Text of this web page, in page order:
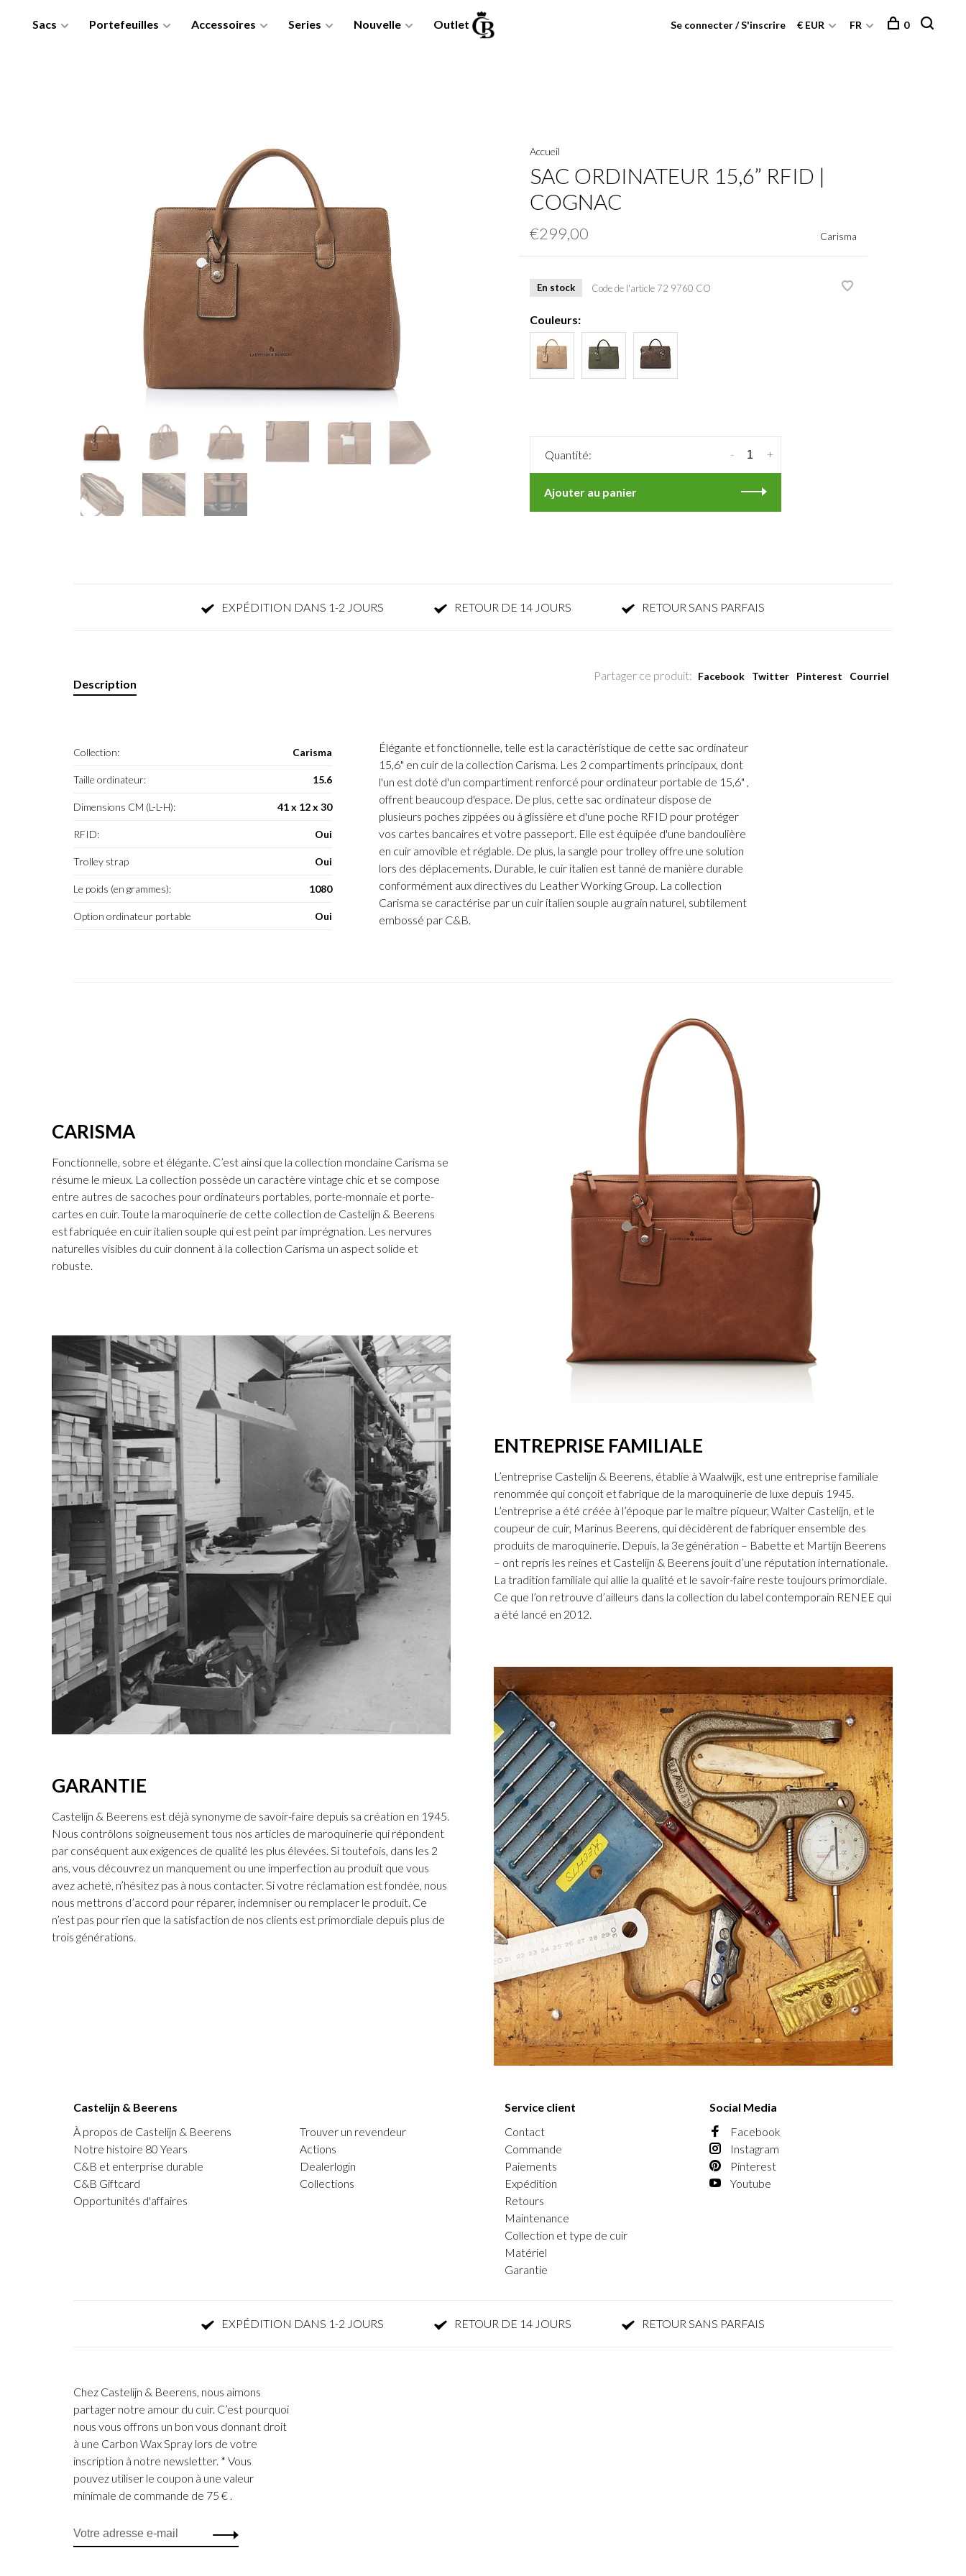
Sacs Portefeuilles Accessoires Series Nouvelle Outlet Se connecter / S'inscrire € EUR FR 0
Accueil
SAC ORDINATEUR 15,6” RFID |
COGNAC
€299,00 Carisma
En stock Code de l'article 72 9760 CO
Couleurs:
Quantité: +
-
Ajouter au panier
EXPÉDITION DANS 1-2 JOURS RETOUR DE 14 JOURS RETOUR SANS PARFAIS
Partager ce produit: Facebook Twitter Pinterest Courriel
Description
Collection: Carisma
Taille ordinateur: 15.6
Dimensions CM (L-L-H): 41 x 12 x 30
RFID: Oui
Trolley strap Oui
Le poids (en grammes): 1080
Option ordinateur portable Oui
Élégante et fonctionnelle, telle est la caractéristique de cette sac ordinateur
15,6" en cuir de la collection Carisma. Les 2 compartiments principaux, dont
l'un est doté d'un compartiment renforcé pour ordinateur portable de 15,6" ,
offrent beaucoup d'espace. De plus, cette sac ordinateur dispose de
plusieurs poches zippées ou à glissière et d'une poche RFID pour protéger
vos cartes bancaires et votre passeport. Elle est équipée d'une bandoulière
en cuir amovible et réglable. De plus, la sangle pour trolley offre une solution
lors des déplacements. Durable, le cuir italien est tanné de manière durable
conformément aux directives du Leather Working Group. La collection
Carisma se caractérise par un cuir italien souple au grain naturel, subtilement
embossé par C&B.
CARISMA
Fonctionnelle, sobre et élégante. C’est ainsi que la collection mondaine Carisma se
résume le mieux. La collection possède un caractère vintage chic et se compose
entre autres de sacoches pour ordinateurs portables, porte-monnaie et porte-
cartes en cuir. Toute la maroquinerie de cette collection de Castelijn & Beerens
est fabriquée en cuir italien souple qui est peint par imprégnation. Les nervures
naturelles visibles du cuir donnent à la collection Carisma un aspect solide et
robuste.
ENTREPRISE FAMILIALE
L’entreprise Castelijn & Beerens, établie à Waalwijk, est une entreprise familiale
renommée qui conçoit et fabrique de la maroquinerie de luxe depuis 1945.
L’entreprise a été créée à l’époque par le maître piqueur, Walter Castelijn, et le
coupeur de cuir, Marinus Beerens, qui décidèrent de fabriquer ensemble des
produits de maroquinerie. Depuis, la 3e génération – Babette et Martijn Beerens
– ont repris les reines et Castelijn & Beerens jouit d’une réputation internationale.
La tradition familiale qui allie la qualité et le savoir-faire reste toujours primordiale.
Ce que l’on retrouve d’ailleurs dans la collection du label contemporain RENEE qui
a été lancé en 2012.
GARANTIE
Castelijn & Beerens est déjà synonyme de savoir-faire depuis sa création en 1945.
Nous contrôlons soigneusement tous nos articles de maroquinerie qui répondent
par conséquent aux exigences de qualité les plus élevées. Si toutefois, dans les 2
ans, vous découvrez un manquement ou une imperfection au produit que vous
avez acheté, n’hésitez pas à nous contacter. Si votre réclamation est fondée, nous
nous mettrons d’accord pour réparer, indemniser ou remplacer le produit. Ce
n’est pas pour rien que la satisfaction de nos clients est primordiale depuis plus de
trois générations.
Castelijn & Beerens
À propos de Castelijn & Beerens
Notre histoire 80 Years
C&B et enterprise durable
C&B Giftcard
Opportunités d'affaires
Trouver un revendeur
Actions
Dealerlogin
Collections
Service client
Contact
Commande
Paiements
Expédition
Retours
Maintenance
Collection et type de cuir
Matériel
Garantie
Social Media
Facebook
Instagram
Pinterest
Youtube
EXPÉDITION DANS 1-2 JOURS RETOUR DE 14 JOURS RETOUR SANS PARFAIS
Chez Castelijn & Beerens, nous aimons
partager notre amour du cuir. C’est pourquoi
nous vous offrons un bon vous donnant droit
à une Carbon Wax Spray lors de votre
inscription à notre newsletter. * Vous
pouvez utiliser le coupon à une valeur
minimale de commande de 75 € .